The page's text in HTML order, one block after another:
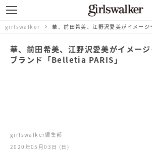
girlswalker
華、前田希美、江野沢愛美がイメー
ブランド「Belletia PARIS」
girlswalker編集部
2020年05月03日 (日)